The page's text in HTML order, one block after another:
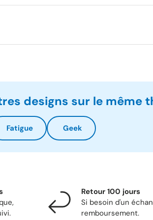
designs sur le même
Fatigue Geek
Retour 100 jours
Si besoin d'un
remboursement.